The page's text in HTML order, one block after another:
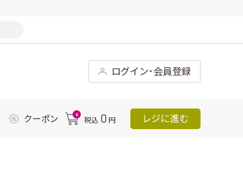
ログイン･会員登録
クーポン 0
税込 0 円 レジに進む